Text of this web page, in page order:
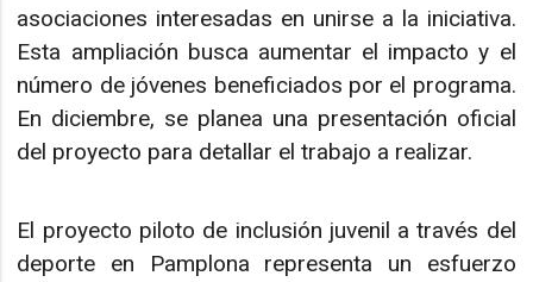
asociaciones interesadas en unirse a la iniciativa.
Esta ampliación busca aumentar el impacto y el
número de jóvenes beneficiados por el programa.
En diciembre, se planea una presentación oficial
del proyecto para detallar el trabajo a realizar.
El proyecto piloto de inclusión juvenil a través del
deporte en Pamplona representa un esfuerzo